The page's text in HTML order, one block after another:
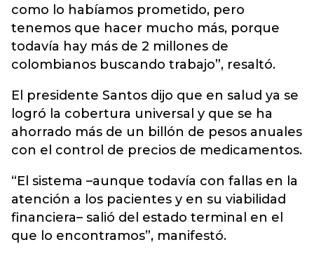
como lo habíamos prometido, pero
tenemos que hacer mucho más, porque
todavía hay más de 2 millones de
colombianos buscando trabajo”, resaltó.
El presidente Santos dijo que en salud ya se
logró la cobertura universal y que se ha
ahorrado más de un billón de pesos anuales
con el control de precios de medicamentos.
“El sistema –aunque todavía con fallas en la
atención a los pacientes y en su viabilidad
financiera– salió del estado terminal en el
que lo encontramos”, manifestó.